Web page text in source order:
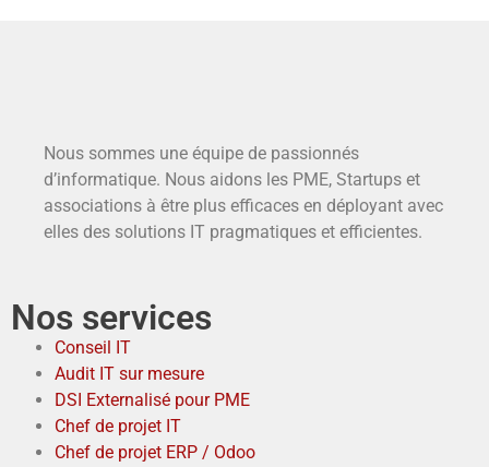
Nous sommes une équipe de passionnés
d’informatique. Nous aidons les PME, Startups et
associations à être plus efficaces en déployant avec
elles des solutions IT pragmatiques et efficientes.
Nos services
Conseil IT
Audit IT sur mesure
DSI Externalisé pour PME
Chef de projet IT
Chef de projet ERP / Odoo